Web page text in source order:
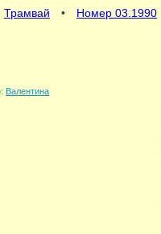
Трамвай • Номер 03.1990
Валентина